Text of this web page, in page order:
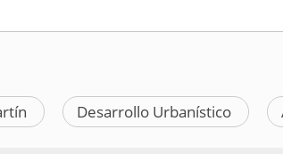
Desarrollo Urbanístico